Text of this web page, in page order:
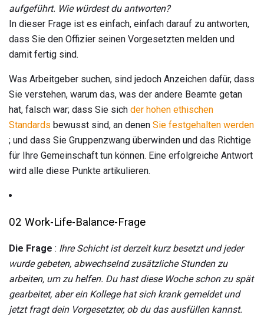
aufgeführt. Wie würdest du antworten?
In dieser Frage ist es einfach, einfach darauf zu antworten,
dass Sie den Offizier seinen Vorgesetzten melden und
damit fertig sind.
Was Arbeitgeber suchen, sind jedoch Anzeichen dafür, dass
Sie verstehen, warum das, was der andere Beamte getan
hat, falsch war; dass Sie sich der hohen ethischen
Standards bewusst sind, an denen Sie festgehalten werden
; und dass Sie Gruppenzwang überwinden und das Richtige
für Ihre Gemeinschaft tun können. Eine erfolgreiche Antwort
wird alle diese Punkte artikulieren.
02 Work-Life-Balance-Frage
Die Frage : Ihre Schicht ist derzeit kurz besetzt und jeder
wurde gebeten, abwechselnd zusätzliche Stunden zu
arbeiten, um zu helfen. Du hast diese Woche schon zu spät
gearbeitet, aber ein Kollege hat sich krank gemeldet und
jetzt fragt dein Vorgesetzter, ob du das ausfüllen kannst.